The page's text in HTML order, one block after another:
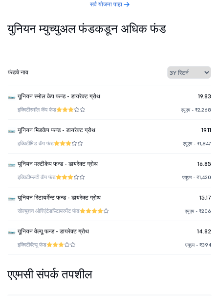
सर्व योजना पाहा
युनियन म्युच्युअल फंडकडून अधिक फंड
फंडचे नाव
यूनियन स्मोल केप फन्ड - डायरेक्ट ग्रोथ 19.83
इक्विटीस्मॉल कॅप फंड एयूएम - ₹2,268
यूनियन मिडकैप फन्ड - डायरेक्ट ग्रोथ 19.11
इक्विटीमिड कॅप फंड एयूएम - ₹1,847
यूनियन मल्टीकेप फन्ड - डायरेक्ट ग्रोथ 16.85
इक्विटीमल्टी कॅप फंड एयूएम - ₹1,420
यूनियन रिटायर्मेन्ट फन्ड - डायरेक्ट ग्रोथ 15.17
सोल्यूशन ओरिएंटेडरिटायरमेंट फंड एयूएम - ₹206
यूनियन वेल्यू फन्ड - डायरेक्ट ग्रोथ 14.82
इक्विटीवॅल्यू फंड एयूएम - ₹394
एएमसी संपर्क तपशील